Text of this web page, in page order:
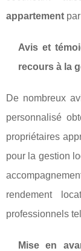
appartement
Avis et
recours à la
De nombreux
personnalisé
propriétaires
pour la gestion
rendement
professionnels
Mise en